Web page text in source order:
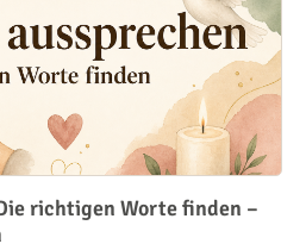
richtigen Worte finden –